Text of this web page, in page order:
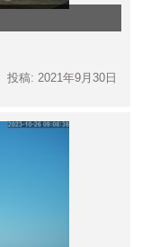
投稿: 2021年9月30日